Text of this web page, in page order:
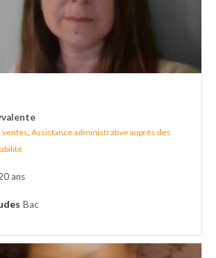
Assistance administrative auprès des
ans
Bac